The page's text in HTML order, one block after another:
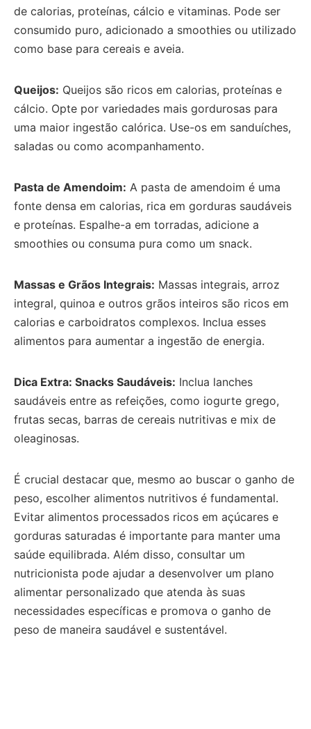
de calorias, proteínas, cálcio e vitaminas. Pode ser
consumido puro, adicionado a smoothies ou utilizado
como base para cereais e aveia.
Queijos: Queijos são ricos em calorias, proteínas e
cálcio. Opte por variedades mais gordurosas para
uma maior ingestão calórica. Use-os em sanduíches,
saladas ou como acompanhamento.
Pasta de Amendoim: A pasta de amendoim é uma
fonte densa em calorias, rica em gorduras saudáveis
e proteínas. Espalhe-a em torradas, adicione a
smoothies ou consuma pura como um snack.
Massas e Grãos Integrais: Massas integrais, arroz
integral, quinoa e outros grãos inteiros são ricos em
calorias e carboidratos complexos. Inclua esses
alimentos para aumentar a ingestão de energia.
Dica Extra: Snacks Saudáveis: Inclua lanches
saudáveis entre as refeições, como iogurte grego,
frutas secas, barras de cereais nutritivas e mix de
oleaginosas.
É crucial destacar que, mesmo ao buscar o ganho de
peso, escolher alimentos nutritivos é fundamental.
Evitar alimentos processados ricos em açúcares e
gorduras saturadas é importante para manter uma
saúde equilibrada. Além disso, consultar um
nutricionista pode ajudar a desenvolver um plano
alimentar personalizado que atenda às suas
necessidades específicas e promova o ganho de
peso de maneira saudável e sustentável.